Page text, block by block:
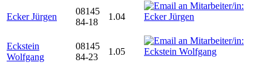
Ecker Jürgen
08145
84-18
1.04
Eckstein
Wolfgang
08145
84-23
1.05